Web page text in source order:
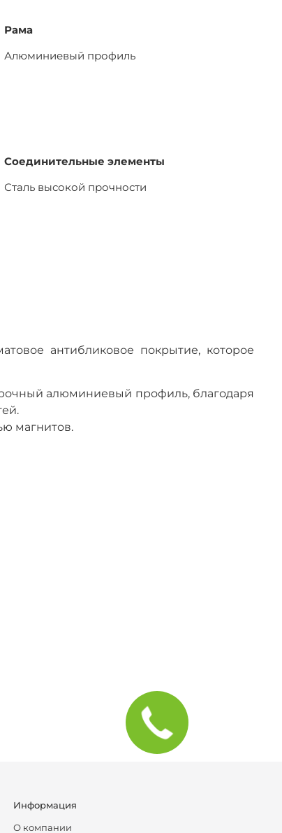
Рама
Алюминиевый профиль
Соединительные элементы
Сталь высокой прочности
антибликовое покрытие, которое
алюминиевый профиль, благодаря
магнитов.
Информация
О компании